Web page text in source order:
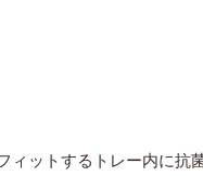
ィットするトレー内に抗